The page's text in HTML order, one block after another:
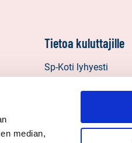
median,
Tietoa kuluttajille
Sp-Koti lyhyesti
evästeet